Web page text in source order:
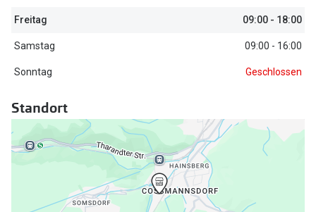
20% auf selbsttönende Gläser
Back to School: 50% auf die zweite Kinderbrille
Trends
Nuance Audio Brille
Ray-Ban Meta
Brillentrends 2026
Randlose
Farbe
Freitag 09:00 - 18:00
Samstag 09:00 - 16:00
Sonntag Geschlossen
Standort